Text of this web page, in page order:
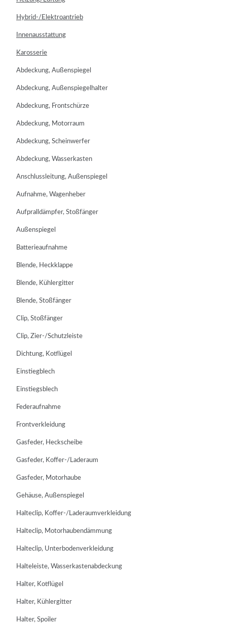
Hybrid-/Elektroantrieb
Innenausstattung
Karosserie
Abdeckung, Außenspiegel
Abdeckung, Außenspiegelhalter
Abdeckung, Frontschürze
Abdeckung, Motorraum
Abdeckung, Scheinwerfer
Abdeckung, Wasserkasten
Anschlussleitung, Außenspiegel
Aufnahme, Wagenheber
Aufpralldämpfer, Stoßfänger
Außenspiegel
Batterieaufnahme
Blende, Heckklappe
Blende, Kühlergitter
Blende, Stoßfänger
Clip, Stoßfänger
Clip, Zier-/Schutzleiste
Dichtung, Kotflügel
Einstiegblech
Einstiegsblech
Federaufnahme
Frontverkleidung
Gasfeder, Heckscheibe
Gasfeder, Koffer-/Laderaum
Gasfeder, Motorhaube
Gehäuse, Außenspiegel
Halteclip, Koffer-/Laderaumverkleidung
Halteclip, Motorhaubendämmung
Halteclip, Unterbodenverkleidung
Halteleiste, Wasserkastenabdeckung
Halter, Kotflügel
Halter, Kühlergitter
Halter, Spoiler